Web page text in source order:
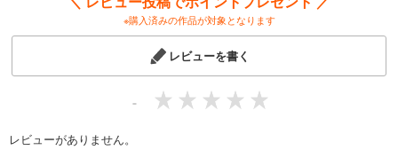
※購入済みの作品が対象となります
レビューを書く
-
レビューがありません。